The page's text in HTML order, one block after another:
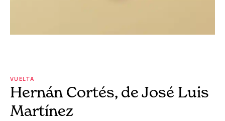
VUELTA
Hernán Cortés, de José Luis
Martínez